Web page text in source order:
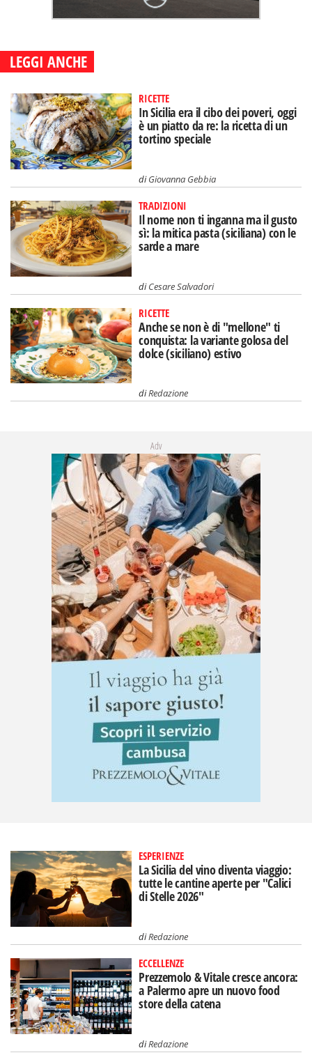
LEGGI ANCHE
RICETTE
In Sicilia era il cibo dei poveri, oggi
è un piatto da re: la ricetta di un
tortino speciale
diGiovanna Gebbia
TRADIZIONI
Il nome non ti inganna ma il gusto
sì: la mitica pasta (siciliana) con le
sarde a mare
diCesare Salvadori
RICETTE
Anche se non è di "mellone" ti
conquista: la variante golosa del
dolce (siciliano) estivo
diRedazione
Adv
ESPERIENZE
La Sicilia del vino diventa viaggio:
tutte le cantine aperte per "Calici
di Stelle 2026"
diRedazione
ECCELLENZE
Prezzemolo & Vitale cresce ancora:
a Palermo apre un nuovo food
store della catena
diRedazione